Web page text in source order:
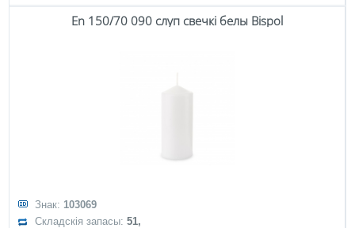
En 150/70 090 слуп свечкі белы Bispol
Знак: 103069
Складскія запасы:51,